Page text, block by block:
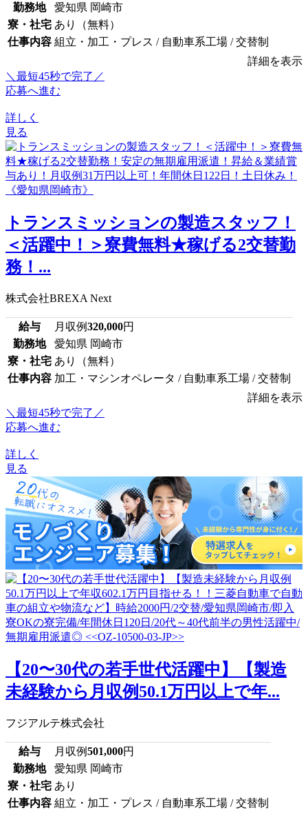
勤務地
愛知県 岡崎市
寮・社宅 あり（無料）
仕事内容 組立・加工・プレス / 自動車系工場 / 交替制
詳細を表示
＼最短45秒で完了／
応募へ進む
詳しく
見る
トランスミッションの製造スタッフ！
＜活躍中！＞寮費無料★稼げる2交替勤
務！...
株式会社BREXA Next
給与 月収例320,000円
勤務地
愛知県 岡崎市
寮・社宅 あり（無料）
仕事内容 加工・マシンオペレータ / 自動車系工場 / 交替制
詳細を表示
＼最短45秒で完了／
応募へ進む
詳しく
見る
【20〜30代の若手世代活躍中】【製造
未経験から月収例50.1万円以上で年...
フジアルテ株式会社
給与 月収例501,000円
勤務地
愛知県 岡崎市
寮・社宅 あり
仕事内容 組立・加工・プレス / 自動車系工場 / 交替制